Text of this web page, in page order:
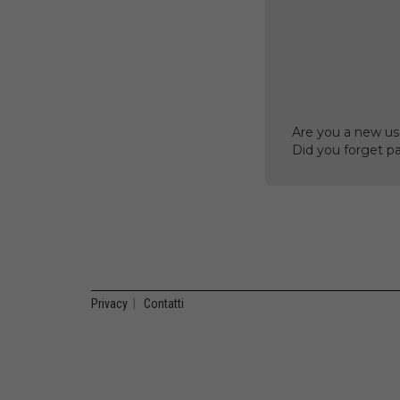
Are you a new
Did you forget
Privacy Contatti